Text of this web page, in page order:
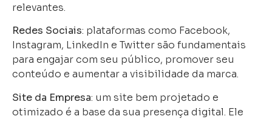
relevantes.
Redes Sociais: plataformas como Facebook,
Instagram, LinkedIn e Twitter são fundamentais
para engajar com seu público, promover seu
conteúdo e aumentar a visibilidade da marca.
Site da Empresa: um site bem projetado e
otimizado é a base da sua presença digital. Ele